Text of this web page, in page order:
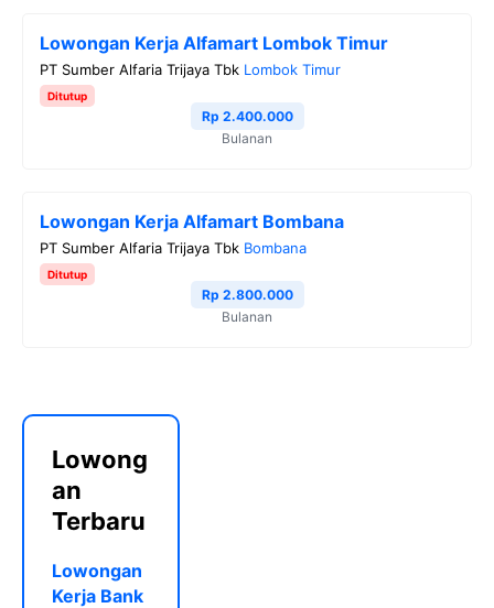
Lowongan Kerja Alfamart Lombok Timur
PT Sumber Alfaria Trijaya Tbk Lombok Timur
Ditutup
Rp 2.400.000
Bulanan
Lowongan Kerja Alfamart Bombana
PT Sumber Alfaria Trijaya Tbk Bombana
Ditutup
Rp 2.800.000
Bulanan
Lowong
an
Terbaru
Lowongan
Kerja Bank